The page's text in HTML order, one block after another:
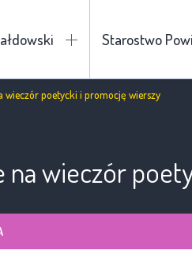
Starostwo
wieczór poetycki i promocję wierszy
na wieczór